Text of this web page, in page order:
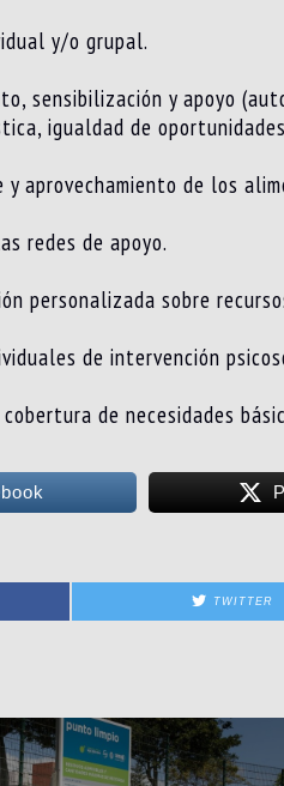
y/o grupal.
sensibilización y apoyo
igualdad de
aprovechamiento de los
redes de apoyo.
personalizada sobre
de intervención
de necesidades
TWITTER